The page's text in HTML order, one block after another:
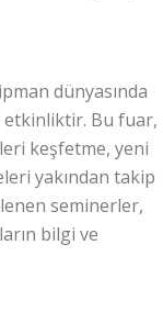
dünyasında
etkinliktir. Bu fuar,
keşfetme, yeni
yakından takip
seminerler,
bilgi ve